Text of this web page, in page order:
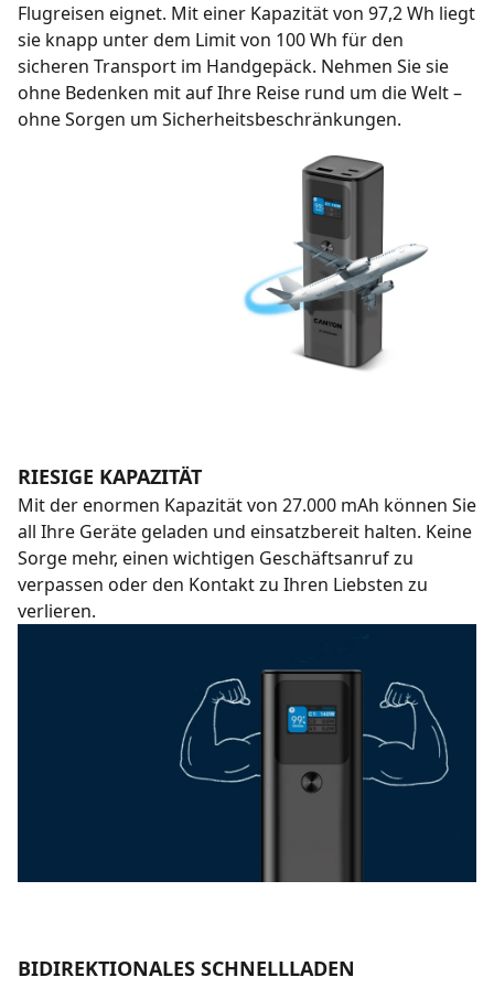
Flugreisen eignet. Mit einer Kapazität von 97,2 Wh liegt
sie knapp unter dem Limit von 100 Wh für den
sicheren Transport im Handgepäck. Nehmen Sie sie
ohne Bedenken mit auf Ihre Reise rund um die Welt –
ohne Sorgen um Sicherheitsbeschränkungen.
RIESIGE KAPAZITÄT
Mit der enormen Kapazität von 27.000 mAh können Sie
all Ihre Geräte geladen und einsatzbereit halten. Keine
Sorge mehr, einen wichtigen Geschäftsanruf zu
verpassen oder den Kontakt zu Ihren Liebsten zu
verlieren.
BIDIREKTIONALES SCHNELLLADEN